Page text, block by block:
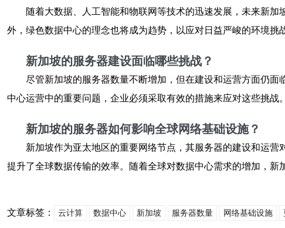
随着大数据、人工智能和物联网等技术的迅速发展，未来新
外，绿色数据中心的理念也将成为趋势，以应对日益严峻的环境挑
新加坡的服务器建设面临哪些挑战？
尽管新加坡的服务器数量不断增加，但在建设和运营方面仍
中心运营中的重要问题，企业必须采取有效的措施来应对这些挑战。
新加坡的服务器如何影响全球网络基础设施？
新加坡作为亚太地区的重要网络节点，其服务器的建设和运
提升了全球数据传输的效率。随着全球对数据中心需求的增加，新
文章标签： 云计算 数据中心 新加坡 服务器数量 网络基础设施